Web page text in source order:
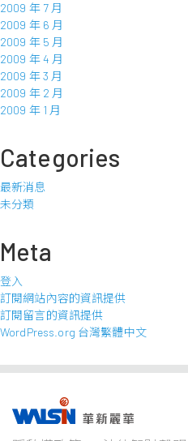
2009 年 7 月
2009 年 6 月
2009 年 5 月
2009 年 4 月
2009 年 3 月
2009 年 2 月
2009 年 1 月
Categories
最新消息
未分類
Meta
登入
訂閱網站內容的資訊提供
訂閱留言的資訊提供
WordPress.org 台灣繁體中文
事業版圖